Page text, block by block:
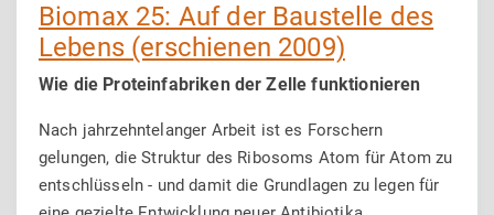
Biomax 25: Auf der Baustelle des
Lebens (erschienen 2009)
Wie die Proteinfabriken der Zelle funktionieren
Nach jahrzehntelanger Arbeit ist es Forschern
gelungen, die Struktur des Ribosoms Atom für Atom zu
entschlüsseln - und damit die Grundlagen zu legen für